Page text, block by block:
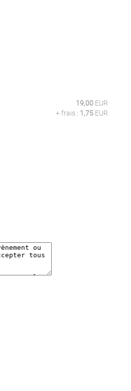
19,00 EUR
+ frais : 1,75 EUR